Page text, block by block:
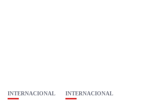
INTERNACIONAL INTERNACIONAL